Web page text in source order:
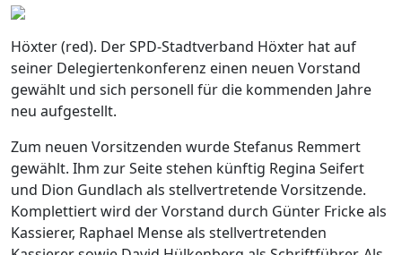
Höxter (red). Der SPD-Stadtverband Höxter hat auf
seiner Delegiertenkonferenz einen neuen Vorstand
gewählt und sich personell für die kommenden Jahre
neu aufgestellt.
Zum neuen Vorsitzenden wurde Stefanus Remmert
gewählt. Ihm zur Seite stehen künftig Regina Seifert
und Dion Gundlach als stellvertretende Vorsitzende.
Komplettiert wird der Vorstand durch Günter Fricke als
Kassierer, Raphael Mense als stellvertretenden